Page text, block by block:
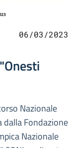
06/03/2023
Nazionale
dalla Fondazione
Nazionale